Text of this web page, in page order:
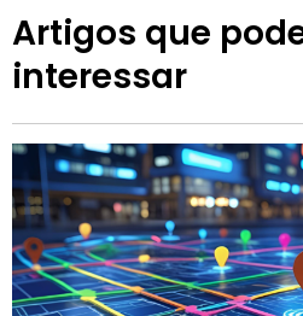
Artigos que
interessar